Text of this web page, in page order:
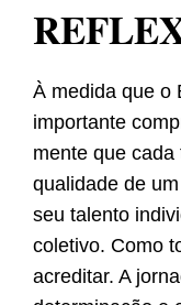
À medida que o
importante
mente que
qualidade de
seu talento
coletivo. Como
acreditar. A